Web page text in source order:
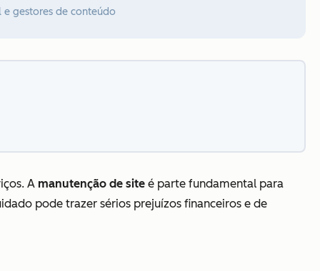
gestores de conteúdo
A manutenção de site é parte fundamental para
pode trazer sérios prejuízos financeiros e de